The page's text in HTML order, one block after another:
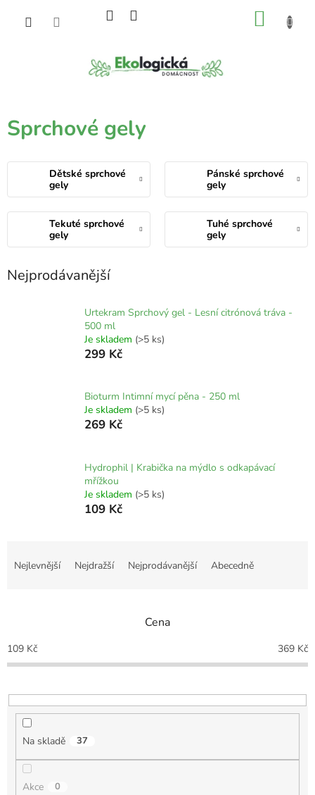
Sprchové gely
Dětské sprchové
gely
Pánské sprchové
gely
Tekuté sprchové
gely
Tuhé sprchové
gely
Nejprodávanější
Urtekram Sprchový gel - Lesní citrónová tráva -
500 ml
Je skladem (>5 ks)
299 Kč
Bioturm Intimní mycí pěna - 250 ml
Je skladem (>5 ks)
269 Kč
Hydrophil | Krabička na mýdlo s odkapávací
mřížkou
Je skladem (>5 ks)
109 Kč
p
r
o
u
Nejlevnější Nejdražší Nejprodávanější Abecedně
Cena
109 Kč 369 Kč
Na skladě 37
Akce 0